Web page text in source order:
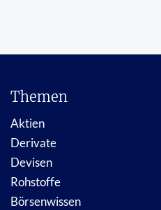
Themen
Aktien
Derivate
Devisen
Rohstoffe
Börsenwissen